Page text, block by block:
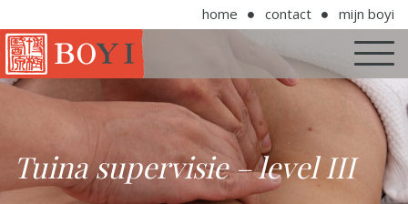
home contact mijn boyi
Tuina supervisie – level III